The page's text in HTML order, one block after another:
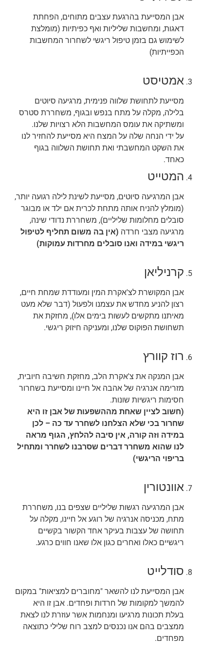
אבן המסייעת בהרגעת עצבים מתוחים, הפחתת
דאגות, ומחשבות שליליות ואף כפיתיות (מומלצת
לשימוש גם בזמן טיפול ריגשי לשחרור המחשבות
הכפייתיות)
אמטיסט
מסייעת לתחושת שלווה פנימית, מרגיעה סיוטים
בלילה, מקלה על מתח בנפש ובגוף, משחררת סטרס
ומשתיקה את עומס המחשבות הלא רצויות שלנו.
על ידי הנחה שלה על המצח היא מסייעת להחזיר לנו
את השקט המחשבתי ואת תחושת השלווה בגוף
כאחד.
המטייט
אבן המרגיעה סיוטים, מסייעת לשינת לילה רגועה יותר,
(מומלץ להניח אותה מתחת לכרית אם ילד או מבוגר
סובלים מחלומות שליליים), משחררת נדודי שינה,
מרגיעה מצבי חרדה (אין בה משום תחליף לטיפול
ריגשי במידה ואנו סובלים מחרדות עמוקות)
קרניליאן
אבן המקושרת לצ'אקרת המין ומעודדת שמחת חיים,
רצון להניע מחדש את עצמנו ולפעול (דבר שלא מעט
מאיתנו מתקשים לעשות בימים אלו), מחזקת את
תשחושת הפוקוס שלנו, ומעניקה חיזוק ריגשי.
רוז קוורץ
אבן המנקה את צ'אקרת הלב, מחזקת חשיבה חיובית,
מזרימה אנרגיה של אהבה אל חיינו ומסייעת בשחרור
חסימות ריגשיות שונות.
(חשוב לציין שאחת מההשפעות של אבן זו היא
שחרור בכי שלא הצלחנו לשחרר עד כה – לכן
במידה וזה קורה, אין סיבה להלחץ, הגוף מראה
לנו שהוא משחרר דברים שסרבנו לשחרר ומתחיל
בריפוי הריגשי)
אוונטורין
אבן המרגיעה רגשות שליליים שצפים בנו, משחררת
מתח, מכניסה אנרגיה של רוגע אל חיינו, מקלה על
תחושה של עצבות בעיקר אחד הקשור בקשיים
ריגשיים כאלו ואחרים כגון אלו שאנו חווים כרגע.
סודלייט
אבן המסייעת לנו להשאר "מחוברים למציאות" במקום
להמשך למקומות של חרדות ופחדים. אבן זו היא
בעלת תכונות מרגיעו ומנחמות אשר עוזרת לנו לצאת
ממצבים בהם אנו נכנסים למצב רוח שלילי כתוצאה
מפחדים.